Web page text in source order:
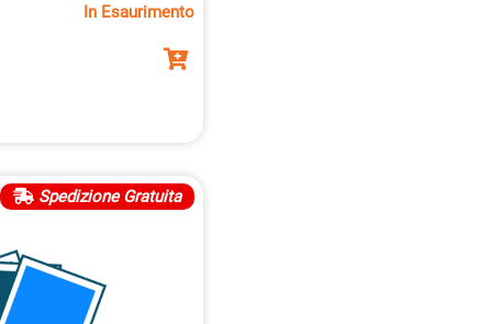
In Esaurimento
Spedizione Gratuita